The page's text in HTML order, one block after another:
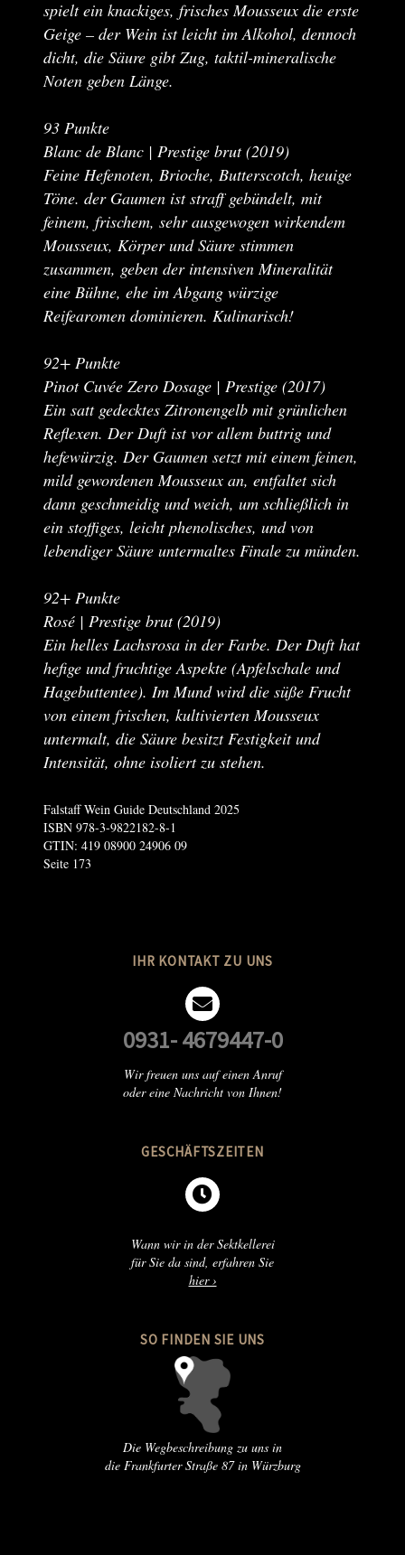
spielt ein knackiges, frisches Mousseux die erste
Geige – der Wein ist leicht im Alkohol, dennoch
dicht, die Säure gibt Zug, taktil-mineralische
Noten geben Länge.
93 Punkte
Blanc de Blanc | Prestige brut (2019)
Feine Hefenoten, Brioche, Butterscotch, heuige
Töne. der Gaumen ist straff gebündelt, mit
feinem, frischem, sehr ausgewogen wirkendem
Mousseux, Körper und Säure stimmen
zusammen, geben der intensiven Mineralität
eine Bühne, ehe im Abgang würzige
Reifearomen dominieren. Kulinarisch!
92+ Punkte
Pinot Cuvée Zero Dosage | Prestige (2017)
Ein satt gedecktes Zitronengelb mit grünlichen
Reflexen. Der Duft ist vor allem buttrig und
hefewürzig. Der Gaumen setzt mit einem feinen,
mild gewordenen Mousseux an, entfaltet sich
dann geschmeidig und weich, um schließlich in
ein stoffiges, leicht phenolisches, und von
lebendiger Säure untermaltes Finale zu münden.
92+ Punkte
Rosé | Prestige brut (2019)
Ein helles Lachsrosa in der Farbe. Der Duft hat
hefige und fruchtige Aspekte (Apfelschale und
Hagebuttentee). Im Mund wird die süße Frucht
von einem frischen, kultivierten Mousseux
untermalt, die Säure besitzt Festigkeit und
Intensität, ohne isoliert zu stehen.
Falstaff Wein Guide Deutschland 2025
ISBN 978-3-9822182-8-1
GTIN: 419 08900 24906 09
Seite 173
IHR KONTAKT ZU UNS

0931- 4679447-0
Wir freuen uns auf einen Anruf
oder eine Nachricht von Ihnen!
GESCHÄFTSZEITEN

Wann wir in der Sektkellerei
für Sie da sind, erfahren Sie
hier ›
SO FINDEN SIE UNS
Die Wegbeschreibung zu uns in
die Frankfurter Straße 87 in Würzburg